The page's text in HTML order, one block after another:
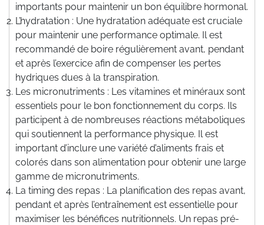
importants pour maintenir un bon équilibre hormonal.
L’hydratation : Une hydratation adéquate est cruciale
pour maintenir une performance optimale. Il est
recommandé de boire régulièrement avant, pendant
et après l’exercice afin de compenser les pertes
hydriques dues à la transpiration.
Les micronutriments : Les vitamines et minéraux sont
essentiels pour le bon fonctionnement du corps. Ils
participent à de nombreuses réactions métaboliques
qui soutiennent la performance physique. Il est
important d’inclure une variété d’aliments frais et
colorés dans son alimentation pour obtenir une large
gamme de micronutriments.
La timing des repas : La planification des repas avant,
pendant et après l’entraînement est essentielle pour
maximiser les bénéfices nutritionnels. Un repas pré-